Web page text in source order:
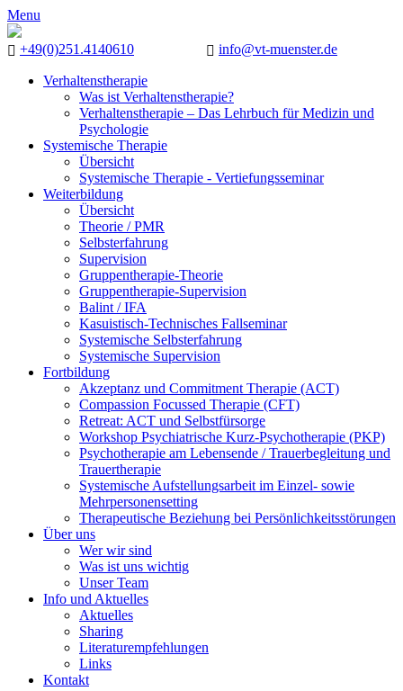
Menu
+49(0)251.4140610 info@vt-muenster.de
Verhaltenstherapie
Was ist Verhaltenstherapie?
Verhaltenstherapie – Das Lehrbuch für Medizin und
Psychologie
Systemische Therapie
Übersicht
Systemische Therapie - Vertiefungsseminar
Weiterbildung
Übersicht
Theorie / PMR
Selbsterfahrung
Supervision
Gruppentherapie-Theorie
Gruppentherapie-Supervision
Balint / IFA
Kasuistisch-Technisches Fallseminar
Systemische Selbsterfahrung
Systemische Supervision
Fortbildung
Akzeptanz und Commitment Therapie (ACT)
Compassion Focussed Therapie (CFT)
Retreat: ACT und Selbstfürsorge
Workshop Psychiatrische Kurz-Psychotherapie (PKP)
Psychotherapie am Lebensende / Trauerbegleitung und
Trauertherapie
Systemische Aufstellungsarbeit im Einzel- sowie
Mehrpersonensetting
Therapeutische Beziehung bei Persönlichkeitsstörungen
Über uns
Wer wir sind
Was ist uns wichtig
Unser Team
Info und Aktuelles
Aktuelles
Sharing
Literaturempfehlungen
Links
Kontakt